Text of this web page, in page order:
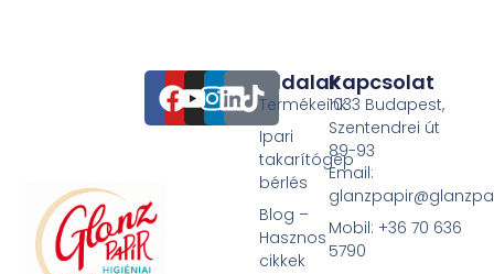
Oldalak
Termékeink
Ipari
takarítógép
bérlés
Blog –
Hasznos
cikkek
Kapcsolat
1033 Budapest,
Szentendrei út
89-93
Email:
Mobil: +36 70 636
5790